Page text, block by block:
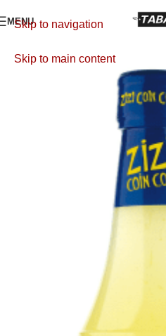
Skip to navigation
Skip to main content
MENU